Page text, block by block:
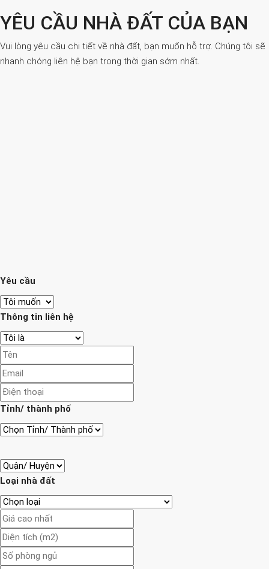
YÊU CẦU NHÀ ĐẤT CỦA BẠN
Vui lòng yêu cầu chi tiết về nhà đất, bạn muốn hỗ trợ. Chúng tôi sẽ
nhanh chóng liên hệ bạn trong thời gian sớm nhất.
Yêu cầu
Thông tin liên hệ
Tỉnh/ thành phố
Loại nhà đất